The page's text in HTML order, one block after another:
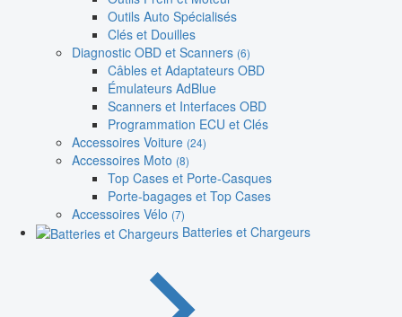
Outils Auto Spécialisés
Clés et Douilles
Diagnostic OBD et Scanners (6)
Câbles et Adaptateurs OBD
Émulateurs AdBlue
Scanners et Interfaces OBD
Programmation ECU et Clés
Accessoires Voiture (24)
Accessoires Moto (8)
Top Cases et Porte-Casques
Porte-bagages et Top Cases
Accessoires Vélo (7)
Batteries et Chargeurs